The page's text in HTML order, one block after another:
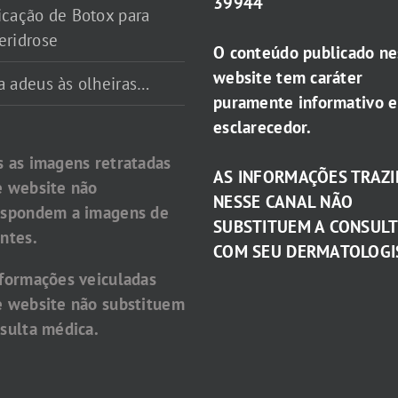
de Botox para
adeus às olheiras…
as imagens retratadas
website não
a imagens de
veiculadas
website não substituem
médica.
O conteúdo publicado
website tem caráter
puramente informativo e
esclarecedor.
AS INFORMAÇÕES
NESSE CANAL NÃO
SUBSTITUEM A
COM SEU